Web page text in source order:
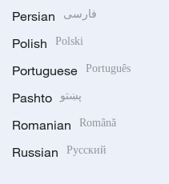
Persian فارسی
Polish Polski
Portuguese Português
Pashto پښتو
Romanian Română
Russian Русский